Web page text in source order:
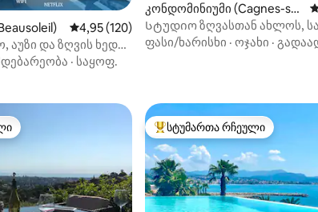
181 მიმოხილვასაშუალო შეფასებაა 5‑დან 4,95, 120
4,95 (120)
და ზღვის ხედი •
· საყოფ.
კონდომინიუმი (Cagnes-sur
-Mer)
Სტუდიო ზღვასთან ახლოს,
აუზი, კერძო პარკინგი,
ფასი/ხარისხი · ოჯახი ·
სტუმართა რჩეული მოწინავე
სტუმართა რჩეული